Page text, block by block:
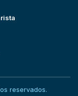
reservados.